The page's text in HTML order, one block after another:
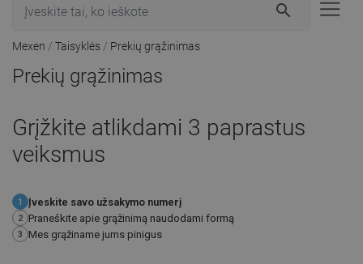
search
Mexen Taisyklės Prekių grąžinimas
Prekių grąžinimas
Grįžkite atlikdami 3 paprastus
veiksmus
1 Įveskite savo užsakymo numerį
2 Praneškite apie grąžinimą naudodami formą
3 Mes grąžiname jums pinigus